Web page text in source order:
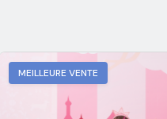
MEILLEURE VENTE